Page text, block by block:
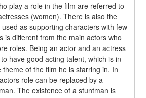
play a role in the film are referred to
(women). There is also the
as supporting characters with few
is different from the main actors who
roles. Being an actor and an actress
have good acting talent, which is in
of the film he is starring in. In
role can be replaced by a
The existence of a stuntman is